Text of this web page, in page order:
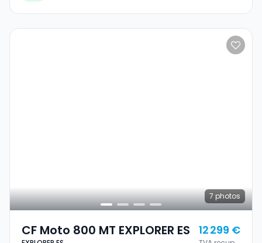
7 photos
CF Moto 800 MT EXPLORER ES 12 299 €